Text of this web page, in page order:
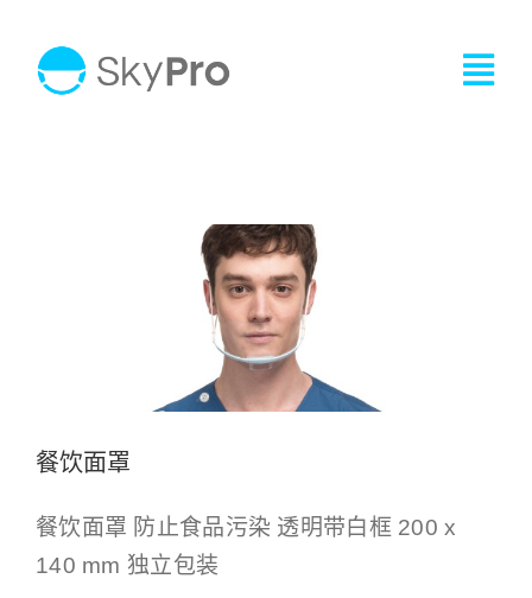
content
联络我们
餐饮面罩
餐饮面罩 防止食品污染 透明带白框 200 x
140 mm 独立包装